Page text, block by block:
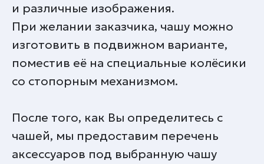
и различные изображения.
При желании заказчика, чашу можно
изготовить в подвижном варианте,
поместив её на специальные колёсики
со стопорным механизмом.
После того, как Вы определитесь с
чашей, мы предоставим перечень
аксессуаров под выбранную чашу